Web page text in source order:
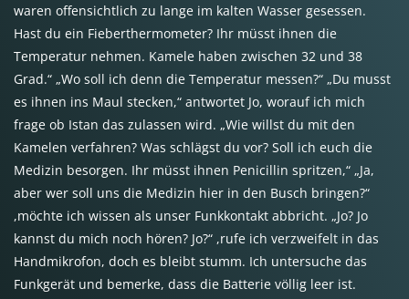
waren offensichtlich zu lange im kalten Wasser gesessen.
Hast du ein Fieberthermometer? Ihr müsst ihnen die
Temperatur nehmen. Kamele haben zwischen 32 und 38
Grad.“ „Wo soll ich denn die Temperatur messen?“ „Du musst
es ihnen ins Maul stecken,“ antwortet Jo, worauf ich mich
frage ob Istan das zulassen wird. „Wie willst du mit den
Kamelen verfahren? Was schlägst du vor? Soll ich euch die
Medizin besorgen. Ihr müsst ihnen Penicillin spritzen,“ „Ja,
aber wer soll uns die Medizin hier in den Busch bringen?“
,möchte ich wissen als unser Funkkontakt abbricht. „Jo? Jo
kannst du mich noch hören? Jo?“ ,rufe ich verzweifelt in das
Handmikrofon, doch es bleibt stumm. Ich untersuche das
Funkgerät und bemerke, dass die Batterie völlig leer ist.